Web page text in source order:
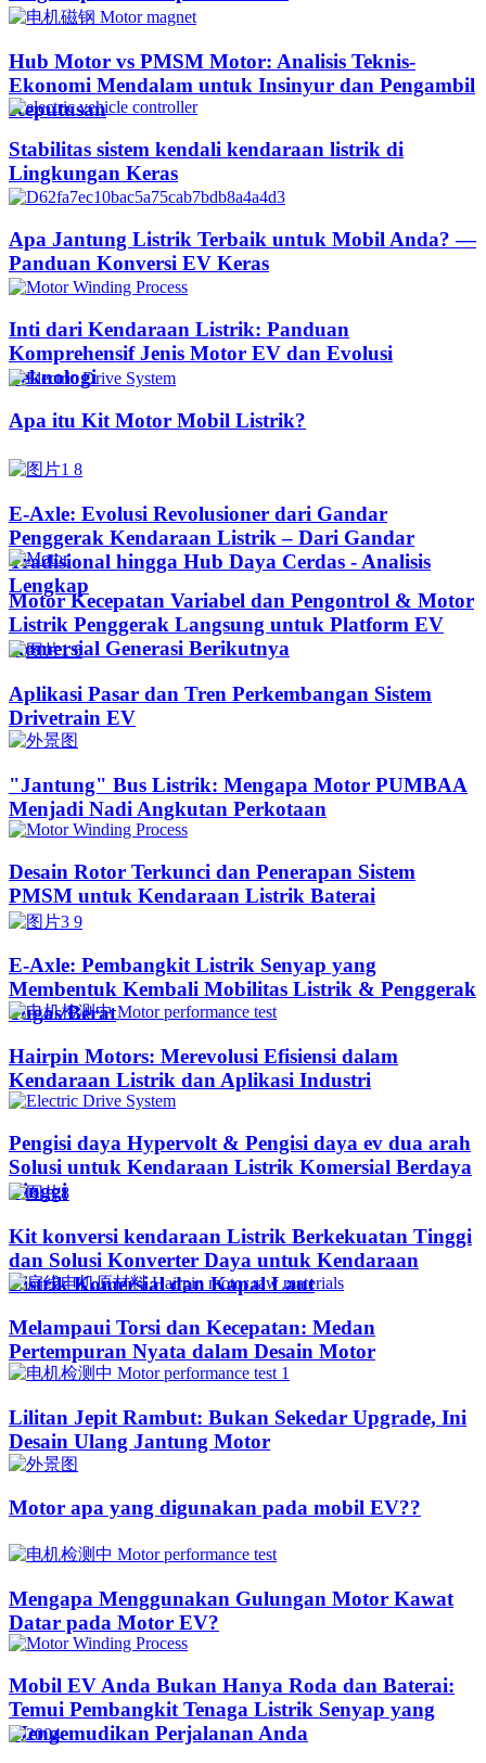
Hub Motor vs PMSM Motor: Analisis Teknis-
Ekonomi Mendalam untuk Insinyur dan Pengambil
Keputusan
Stabilitas sistem kendali kendaraan listrik di
Lingkungan Keras
Apa Jantung Listrik Terbaik untuk Mobil Anda? —
Panduan Konversi EV Keras
Inti dari Kendaraan Listrik: Panduan
Komprehensif Jenis Motor EV dan Evolusi
Teknologi
Apa itu Kit Motor Mobil Listrik?
E-Axle: Evolusi Revolusioner dari Gandar
Penggerak Kendaraan Listrik – Dari Gandar
Tradisional hingga Hub Daya Cerdas - Analisis
Lengkap
Motor Kecepatan Variabel dan Pengontrol & Motor
Listrik Penggerak Langsung untuk Platform EV
Komersial Generasi Berikutnya
Aplikasi Pasar dan Tren Perkembangan Sistem
Drivetrain EV
"Jantung" Bus Listrik: Mengapa Motor PUMBAA
Menjadi Nadi Angkutan Perkotaan
Desain Rotor Terkunci dan Penerapan Sistem
PMSM untuk Kendaraan Listrik Baterai
E-Axle: Pembangkit Listrik Senyap yang
Membentuk Kembali Mobilitas Listrik & Penggerak
Tugas Berat
Hairpin Motors: Merevolusi Efisiensi dalam
Kendaraan Listrik dan Aplikasi Industri
Pengisi daya Hypervolt & Pengisi daya ev dua arah
Solusi untuk Kendaraan Listrik Komersial Berdaya
Tinggi
Kit konversi kendaraan Listrik Berkekuatan Tinggi
dan Solusi Konverter Daya untuk Kendaraan
Listrik Komersial dan Kapal Laut
Melampaui Torsi dan Kecepatan: Medan
Pertempuran Nyata dalam Desain Motor
Lilitan Jepit Rambut: Bukan Sekedar Upgrade, Ini
Desain Ulang Jantung Motor
Motor apa yang digunakan pada mobil EV??​​
Mengapa Menggunakan Gulungan Motor Kawat
Datar pada Motor EV?
Mobil EV Anda Bukan Hanya Roda dan Baterai:
Temui Pembangkit Tenaga Listrik Senyap yang
Mengemudikan Perjalanan Anda